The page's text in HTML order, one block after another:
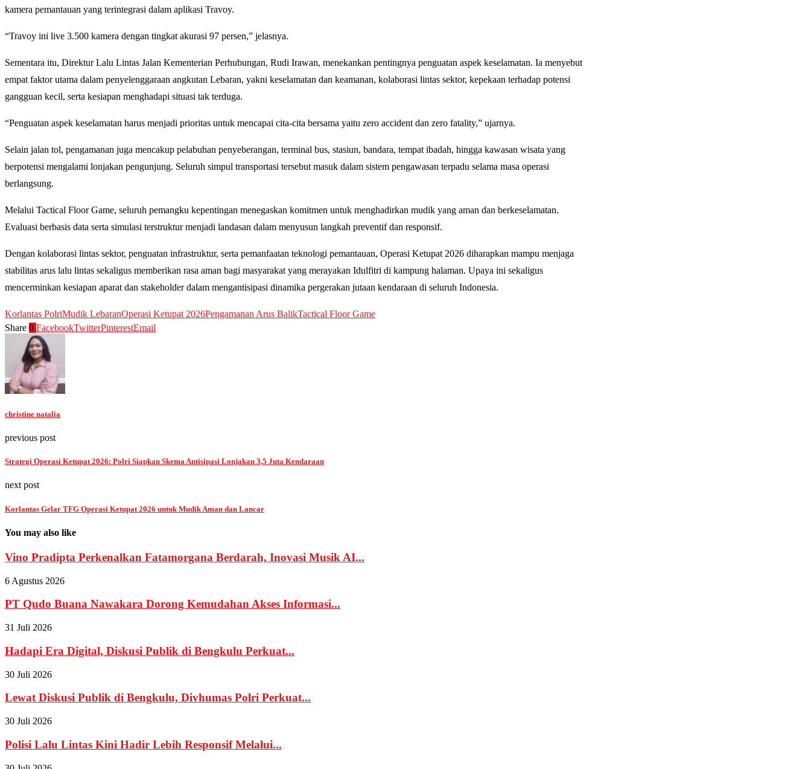
kamera pemantauan yang terintegrasi dalam aplikasi Travoy.
“Travoy ini live 3.500 kamera dengan tingkat akurasi 97 persen,” jelasnya.
Sementara itu, Direktur Lalu Lintas Jalan Kementerian Perhubungan, Rudi Irawan, menekankan pentingnya penguatan aspek keselamatan. Ia menyebut
empat faktor utama dalam penyelenggaraan angkutan Lebaran, yakni keselamatan dan keamanan, kolaborasi lintas sektor, kepekaan terhadap potensi
gangguan kecil, serta kesiapan menghadapi situasi tak terduga.
“Penguatan aspek keselamatan harus menjadi prioritas untuk mencapai cita-cita bersama yaitu zero accident dan zero fatality,” ujarnya.
Selain jalan tol, pengamanan juga mencakup pelabuhan penyeberangan, terminal bus, stasiun, bandara, tempat ibadah, hingga kawasan wisata yang
berpotensi mengalami lonjakan pengunjung. Seluruh simpul transportasi tersebut masuk dalam sistem pengawasan terpadu selama masa operasi
berlangsung.
Melalui Tactical Floor Game, seluruh pemangku kepentingan menegaskan komitmen untuk menghadirkan mudik yang aman dan berkeselamatan.
Evaluasi berbasis data serta simulasi terstruktur menjadi landasan dalam menyusun langkah preventif dan responsif.
Dengan kolaborasi lintas sektor, penguatan infrastruktur, serta pemanfaatan teknologi pemantauan, Operasi Ketupat 2026 diharapkan mampu menjaga
stabilitas arus lalu lintas sekaligus memberikan rasa aman bagi masyarakat yang merayakan Idulfitri di kampung halaman. Upaya ini sekaligus
mencerminkan kesiapan aparat dan stakeholder dalam mengantisipasi dinamika pergerakan jutaan kendaraan di seluruh Indonesia.
Korlantas PolriMudik LebaranOperasi Ketupat 2026Pengamanan Arus BalikTactical Floor Game
Share 0 FacebookTwitterPinterestEmail
christine natalia
previous post
Strategi Operasi Ketupat 2026: Polri Siapkan Skema Antisipasi Lonjakan 3,5 Juta Kendaraan
next post
Korlantas Gelar TFG Operasi Ketupat 2026 untuk Mudik Aman dan Lancar
You may also like
Vino Pradipta Perkenalkan Fatamorgana Berdarah, Inovasi Musik AI...
6 Agustus 2026
PT Qudo Buana Nawakara Dorong Kemudahan Akses Informasi...
31 Juli 2026
Hadapi Era Digital, Diskusi Publik di Bengkulu Perkuat...
30 Juli 2026
Lewat Diskusi Publik di Bengkulu, Divhumas Polri Perkuat...
30 Juli 2026
Polisi Lalu Lintas Kini Hadir Lebih Responsif Melalui...